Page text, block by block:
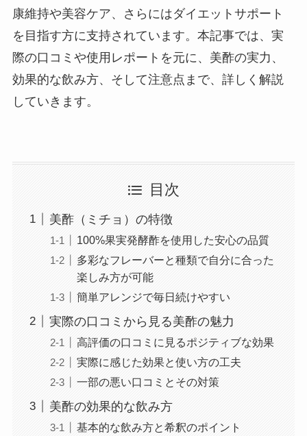
康維持や美容ケア、さらにはダイエットサポート
を目指す方に支持されています。本記事では、実
際の口コミや使用レポートを元に、美酢の実力、
効果的な飲み方、そして注意点まで、詳しく解説
していきます。
目次
美酢（ミチョ）の特徴
100%果実発酵酢を使用した安心の品質
多彩なフレーバーと種類で自分に合った
楽しみ方が可能
簡単アレンジで毎日続けやすい
実際の口コミから見る美酢の魅力
高評価の口コミに見るポジティブな効果
実際に感じた効果と使い方の工夫
一部の悪い口コミとその対策
美酢の効果的な飲み方
基本的な飲み方と希釈のポイント